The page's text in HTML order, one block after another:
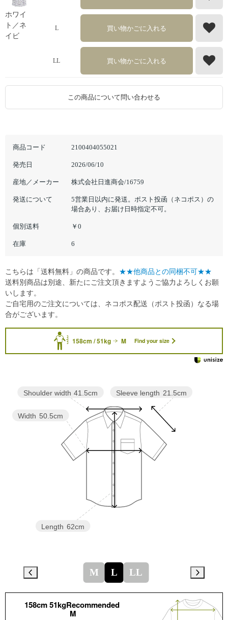
商品コード 2100404055021
発売日 2026/06/10
産地／メーカー 株式会社日進商会/16759
発送について
5営業日以内に発送。ポスト投函（ネコポス）の
場合あり、お届け日時指定不可。
個別送料 ￥0
在庫 6
ホワイ
ト／ネ
イビ
L 買い物かごに入れる
LL 買い物かごに入れる
この商品について問い合わせる
158cm / 51kg M Find your size
Sleeve length 21.5cm
Length 62cm
Width 50.5cm
Shoulder width 41.5cm
M L LL
158cm 51kgRecommended
M
こちらは「送料無料」の商品です。 ★★他商品との同梱不可★★
送料別商品は別途、新たにご注文頂きますようご協力よろしくお願
いします。
ご自宅用のご注文については、ネコポス配送（ポスト投函）なる場
合がございます。